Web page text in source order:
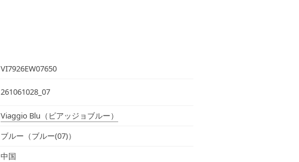
VI7926EW07650
261061028_07
Viaggio Blu （ビアッジョブルー）
ブルー（ブルー(07)）
中国